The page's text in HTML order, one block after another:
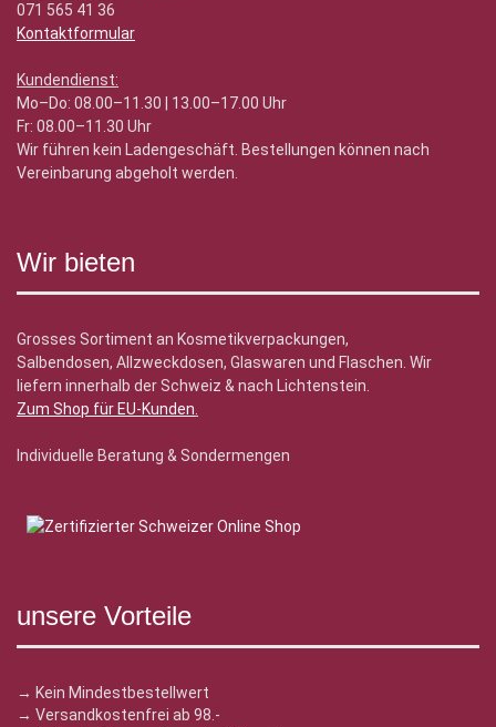
071 565 41 36
Kontaktformular
Kundendienst:
Mo–Do: 08.00–11.30 | 13.00–17.00 Uhr
Fr: 08.00–11.30 Uhr
Wir führen kein Ladengeschäft. Bestellungen können nach
Vereinbarung abgeholt werden.
Wir bieten
Grosses Sortiment an Kosmetikverpackungen,
Salbendosen, Allzweckdosen, Glaswaren und Flaschen. Wir
liefern innerhalb der Schweiz & nach Lichtenstein.
Zum Shop für EU-Kunden.
Individuelle Beratung & Sondermengen
unsere Vorteile
→ Kein Mindestbestellwert
→ Versandkostenfrei ab 98.-